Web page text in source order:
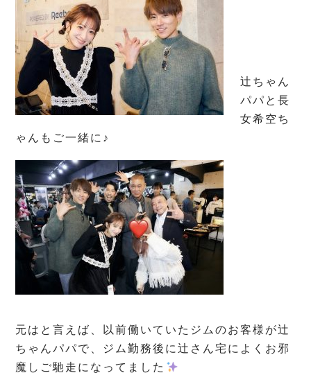
辻ちゃん
パパと長
女希空ち
ゃんもご一緒に♪
元はと言えば、以前働いていたジムのお客様が辻
ちゃんパパで、ジム勤務後に辻さん宅によくお邪
魔しご馳走になってました